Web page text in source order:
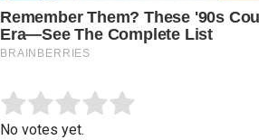
Rate this item:
No votes yet.